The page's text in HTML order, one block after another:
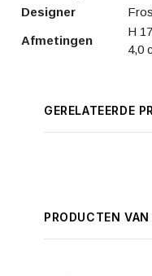
Designer
Afmetingen
H
4,0
GERELATEERDE
PRODUCTEN